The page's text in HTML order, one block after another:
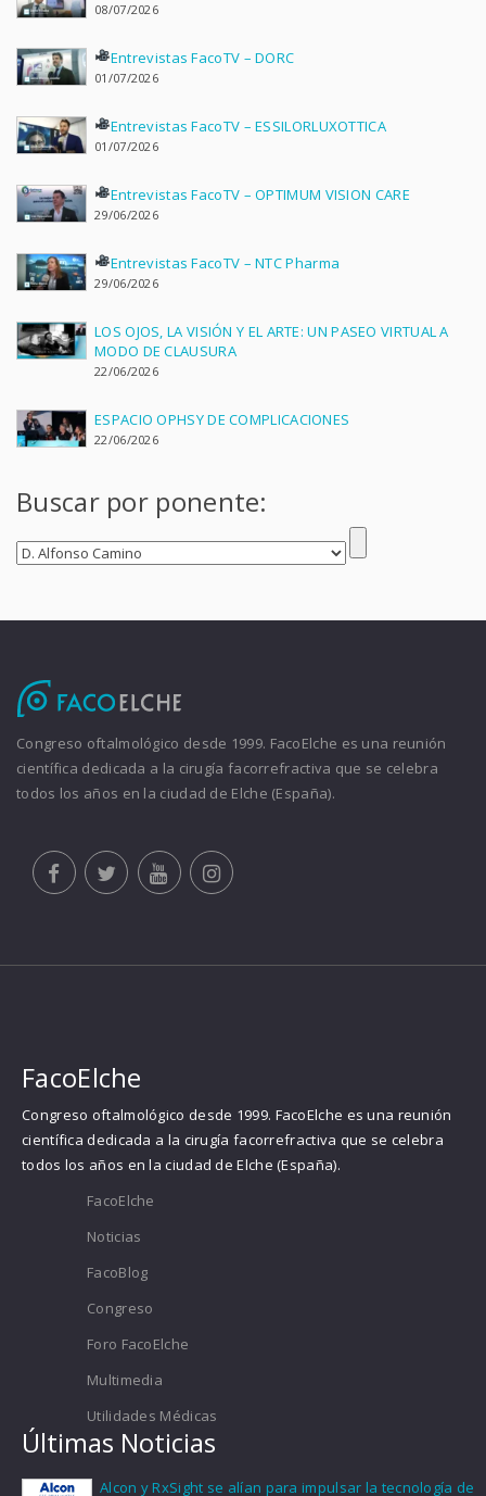
08/07/2026
Entrevistas FacoTV – DORC
01/07/2026
Entrevistas FacoTV – ESSILORLUXOTTICA
01/07/2026
Entrevistas FacoTV – OPTIMUM VISION CARE
29/06/2026
Entrevistas FacoTV – NTC Pharma
29/06/2026
LOS OJOS, LA VISIÓN Y EL ARTE: UN PASEO VIRTUAL A
MODO DE CLAUSURA
22/06/2026
ESPACIO OPHSY DE COMPLICACIONES
22/06/2026
Buscar por ponente:
Congreso oftalmológico desde 1999. FacoElche es una reunión
científica dedicada a la cirugía facorrefractiva que se celebra
todos los años en la ciudad de Elche (España).
FacoElche
Congreso oftalmológico desde 1999. FacoElche es una reunión
científica dedicada a la cirugía facorrefractiva que se celebra
todos los años en la ciudad de Elche (España).
FacoElche
Noticias
FacoBlog
Congreso
Foro FacoElche
Multimedia
Utilidades Médicas
Últimas Noticias
Alcon y RxSight se alían para impulsar la tecnología de